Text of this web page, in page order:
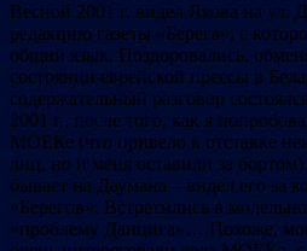
Весной 2001 г. видел Якова на ул.
редакцию газеты «Берега», с
общий язык. Поздоровались,
cостоянии еврейской прессы в
содержательный разговор
2001 г., после того, как я
МОЕКе (что привело к отставке
лиц, но и меня оставили за
бывает на Даумана – видел его за
«Берегов». Встретились в
«проблему Данцига»… Похоже,